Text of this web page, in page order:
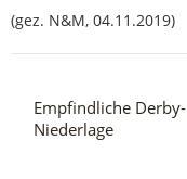
(gez. N&M, 04.11.2019)
Empfindliche Derby-
Niederlage